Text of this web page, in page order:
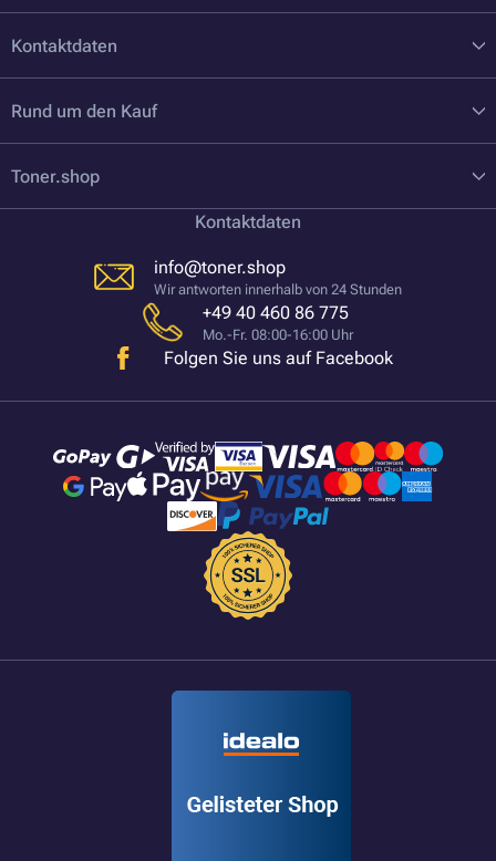
Kontaktdaten
Rund um den Kauf
Toner.shop
Kontaktdaten
info@toner.shop
Wir antworten innerhalb von 24 Stunden
+49 40 460 86 775
Mo.-Fr. 08:00-16:00 Uhr
Folgen Sie uns auf Facebook